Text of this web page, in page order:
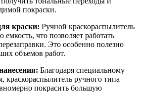
покраски.
краски: Ручной краскораспылитель
что позволяет работать
Это особенно полезно
объемов работ.
Благодаря специальному
краскораспылитель ручного типа
покрасить большую